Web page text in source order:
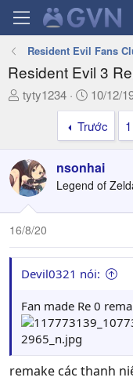
Resident Evil Fans
Resident Evil 3
T
a
d
s
t
a
t
e
tyty1234
N
g
à
y
ử
i
10/12/
Trước
1
nsonhai
Legend of
16/8/20
Devil0321 nói:
Fan made Re 0
remake các thanh